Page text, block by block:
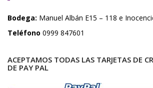
Bodega: Manuel Albán E15 – 118 e
Teléfono 0999 847601
ACEPTAMOS TODAS LAS TARJETAS DE
DE PAY PAL